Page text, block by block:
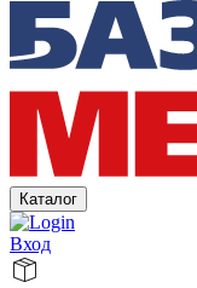
Каталог
Вход